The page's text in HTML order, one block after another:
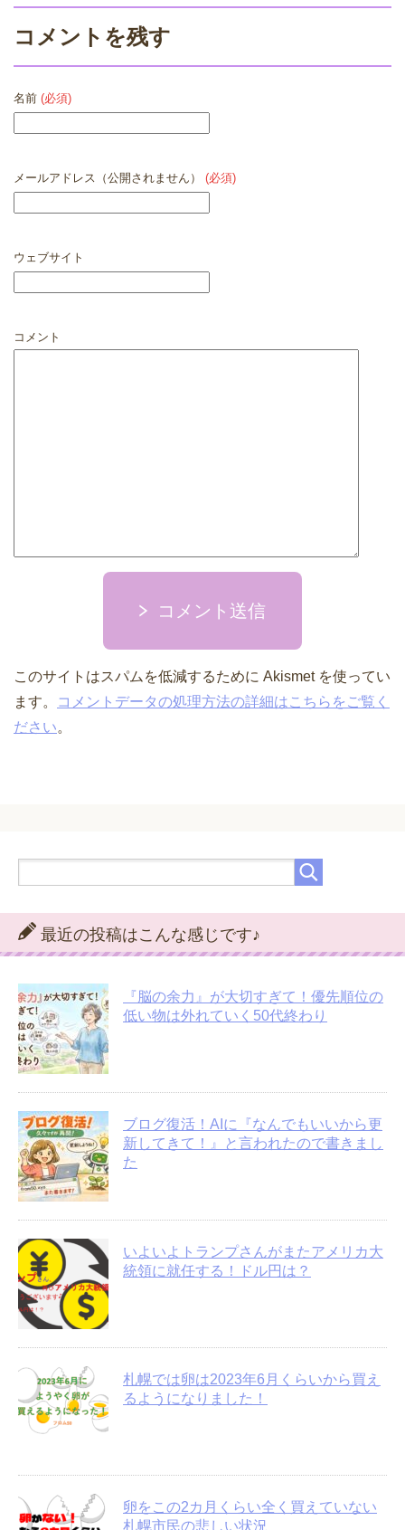
コメントを残す
名前 (必須)
メールアドレス（公開されません） (必須)
ウェブサイト
コメント
コメント送信
このサイトはスパムを低減するために Akismet を使ってい
ます。
コメントデータの処理方法の詳細はこちらをご覧く
ださい。
最近の投稿はこんな感じです♪
『脳の余力』が大切すぎて！優先順位の
低い物は外れていく50代終わり
ブログ復活！AIに『なんでもいいから更
新してきて！』と言われたので書きまし
た
いよいよトランプさんがまたアメリカ大
統領に就任する！ドル円は？
札幌では卵は2023年6月くらいから買え
るようになりました！
卵をこの2カ月くらい全く買えていない
札幌市民の悲しい状況